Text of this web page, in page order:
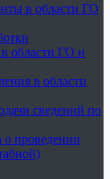
в области ГО
области ГО и
в области
сведений по
о проведении